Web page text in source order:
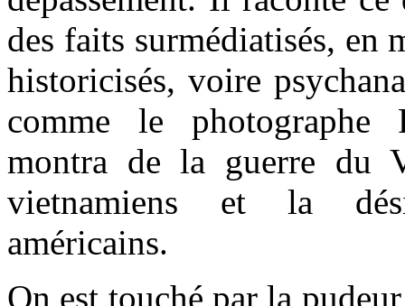
des faits surmédiatisés, en
historicisés, voire
comme le photographe
montra de la guerre du
vietnamiens et la
américains.
On est touché par la